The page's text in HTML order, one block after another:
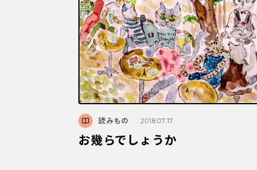
読みもの 2018.07.17
お幾らでしょうか